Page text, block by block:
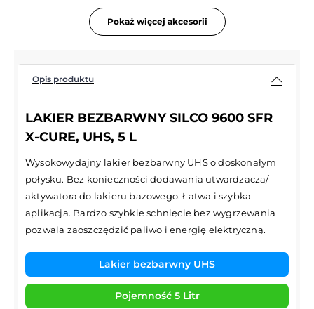
Pokaż więcej akcesorii
Opis produktu
LAKIER BEZBARWNY SILCO 9600 SFR
X-CURE, UHS, 5 L
Wysokowydajny lakier bezbarwny UHS o doskonałym
połysku. Bez konieczności dodawania utwardzacza/
aktywatora do lakieru bazowego. Łatwa i szybka
aplikacja. Bardzo szybkie schnięcie bez wygrzewania
pozwala zaoszczędzić paliwo i energię elektryczną.
Lakier bezbarwny UHS
Pojemność 5 Litr